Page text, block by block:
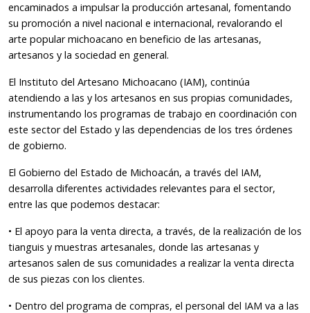
encaminados a impulsar la producción artesanal, fomentando
su promoción a nivel nacional e internacional, revalorando el
arte popular michoacano en beneficio de las artesanas,
artesanos y la sociedad en general.
El Instituto del Artesano Michoacano (IAM), continúa
atendiendo a las y los artesanos en sus propias comunidades,
instrumentando los programas de trabajo en coordinación con
este sector del Estado y las dependencias de los tres órdenes
de gobierno.
El Gobierno del Estado de Michoacán, a través del IAM,
desarrolla diferentes actividades relevantes para el sector,
entre las que podemos destacar:
• El apoyo para la venta directa, a través, de la realización de los
tianguis y muestras artesanales, donde las artesanas y
artesanos salen de sus comunidades a realizar la venta directa
de sus piezas con los clientes.
• Dentro del programa de compras, el personal del IAM va a las